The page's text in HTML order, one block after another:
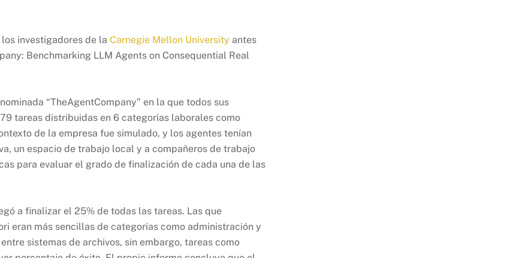
investigadores de la Carnegie Mellon University antes
Benchmarking LLM Agents on Consequential Real
“TheAgentCompany” en la que todos sus
tareas distribuidas en 6 categorías laborales como
de la empresa fue simulado, y los agentes tenían
un espacio de trabajo local y a compañeros de trabajo
para evaluar el grado de finalización de cada una de las
a finalizar el 25% de todas las tareas. Las que
eran más sencillas de categorías como administración y
sistemas de archivos, sin embargo, tareas como